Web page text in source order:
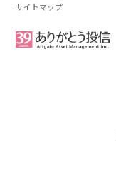
サイトマップ